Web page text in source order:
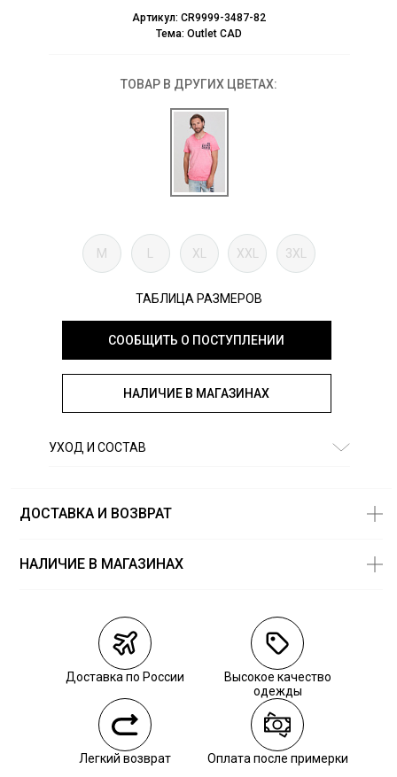
Артикул: CR9999-3487-82
Тема: Outlet CAD
ТОВАР В ДРУГИХ ЦВЕТАХ:
M L XL XXL 3XL
ТАБЛИЦА РАЗМЕРОВ
СООБЩИТЬ О ПОСТУПЛЕНИИ
НАЛИЧИЕ В МАГАЗИНАХ
УХОД И СОСТАВ
ДОСТАВКА И ВОЗВРАТ
Курьерская доставка СДЭК
Самовывоз из пункта выдачи СДЭК
Самовывоз из наших магазинов
Курьерская доставка СДЭК
Самовывоз из пункта выдачи СДЭК
НАЛИЧИЕ В МАГАЗИНАХ
Доставка по России
Высокое качество
одежды
Легкий возврат Оплата после примерки